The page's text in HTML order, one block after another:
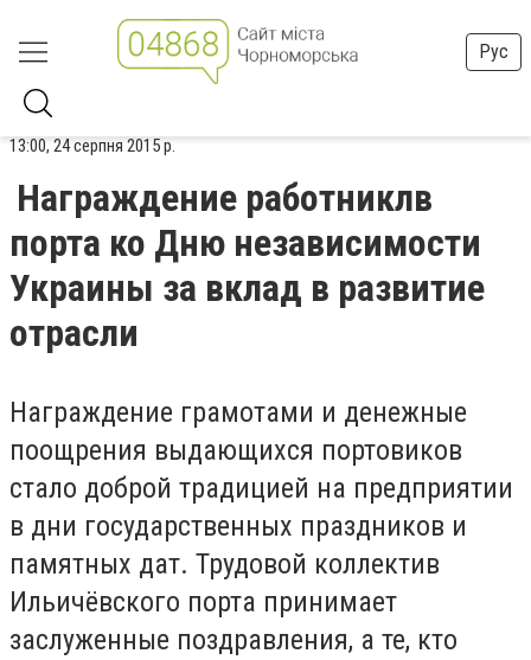
Рус
13:00, 24 серпня 2015 р.
Награждение работниклв
порта ко Дню независимости
Украины за вклад в развитие
отрасли
Награждение грамотами и денежные
поощрения выдающихся портовиков
стало доброй традицией на предприятии
в дни государственных праздников и
памятных дат. Трудовой коллектив
Ильичёвского порта принимает
заслуженные поздравления, а те, кто